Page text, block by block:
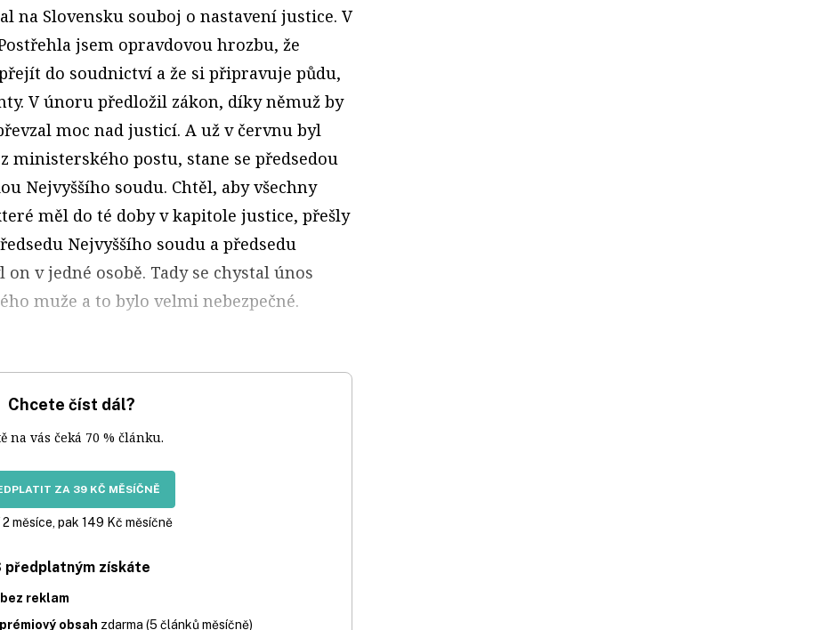
na Slovensku souboj o nastavení justice. V
jsem opravdovou hrozbu, že
do soudnictví a že si připravuje půdu,
V únoru předložil zákon, díky němuž by
moc nad justicí. A už v červnu byl
ministerského postu, stane se předsedou
Nejvyššího soudu. Chtěl, aby všechny
měl do té doby v kapitole justice, přešly
Nejvyššího soudu a předsedu
on v jedné osobě. Tady se ­chystal únos
muže a to bylo velmi nebezpečné.
Chcete číst dál?
na vás čeká 70 % článku.
ZA 39 KČ MĚSÍČNĚ
2 měsíce, pak 149 Kč měsíčně
předplatným získáte
bez reklam
obsah zdarma (5 článků měsíčně)